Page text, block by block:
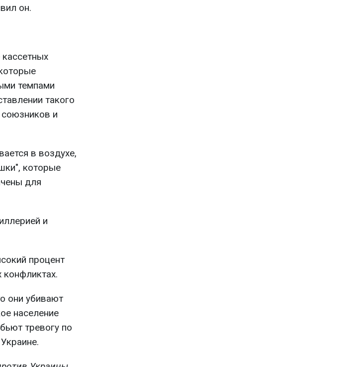
он.
темпами
такого
и
в воздухе,
которые
для
и
процент
они убивают
население
тревогу по